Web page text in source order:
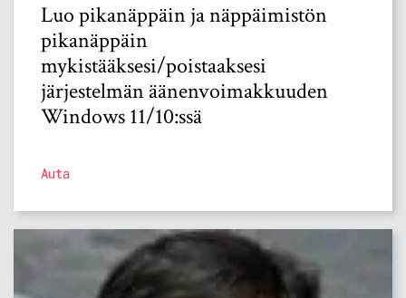
Luo pikanäppäin ja näppäimistön
pikanäppäin
mykistääksesi/poistaaksesi
järjestelmän äänenvoimakkuuden
Windows 11/10:ssä
Auta